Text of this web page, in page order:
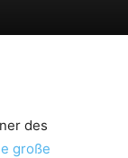
des
große